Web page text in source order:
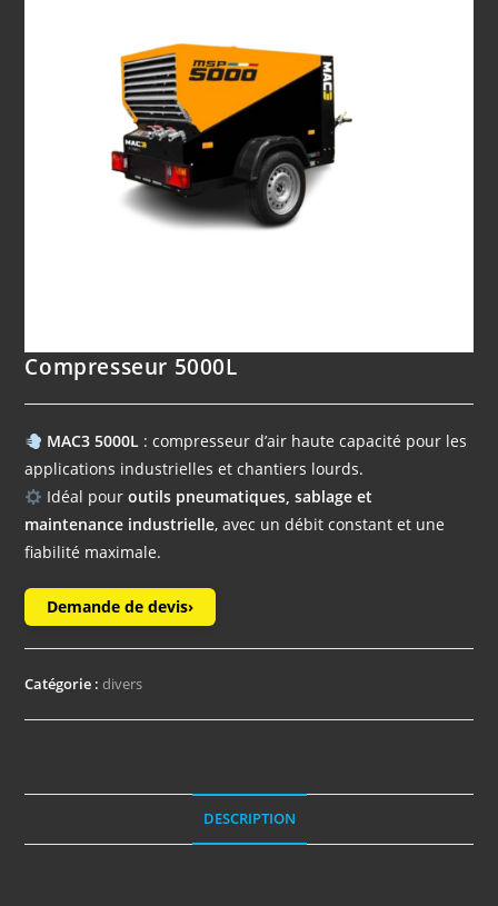
Compresseur 5000L
MAC3 5000L : compresseur d’air haute capacité pour les
applications industrielles et chantiers lourds.
Idéal pouroutils pneumatiques, sablage et
maintenance industrielle, avec un débit constant et une
fiabilité maximale.
Demande de devis›
Catégorie :divers
DESCRIPTION